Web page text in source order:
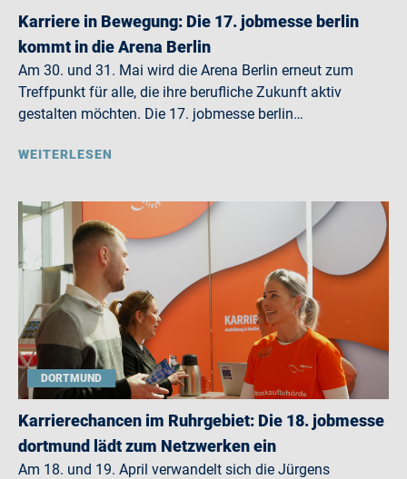
Karriere in Bewegung: Die 17. jobmesse berlin
kommt in die Arena Berlin
Am 30. und 31. Mai wird die Arena Berlin erneut zum
Treffpunkt für alle, die ihre berufliche Zukunft aktiv
gestalten möchten. Die 17. jobmesse berlin…
WEITERLESEN
DORTMUND
Karrierechancen im Ruhrgebiet: Die 18. jobmesse
dortmund lädt zum Netzwerken ein
Am 18. und 19. April verwandelt sich die Jürgens